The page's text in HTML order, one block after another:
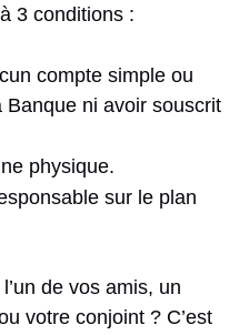
3 conditions :
compte simple ou
ni avoir souscrit
physique.
sur le plan
de vos amis, un
votre conjoint ? C’est